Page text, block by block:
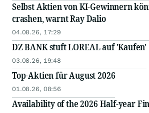
Selbst Aktien von KI-Gewinnern
crashen, warnt Ray Dalio
04.08.26, 17:29
DZ BANK stuft LOREAL auf 'Kaufen'
03.08.26, 19:48
Top-Aktien für August 2026
01.08.26, 08:56
Availability of the 2026 Half-year